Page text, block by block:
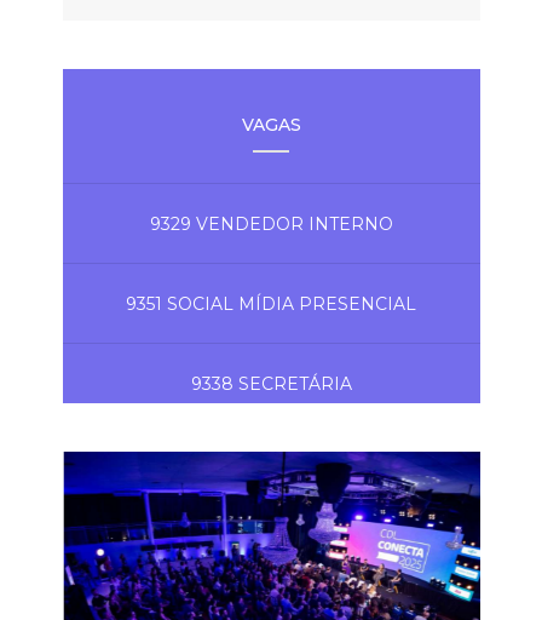
VAGAS
9329 VENDEDOR INTERNO
9351 SOCIAL MÍDIA PRESENCIAL
9338 SECRETÁRIA